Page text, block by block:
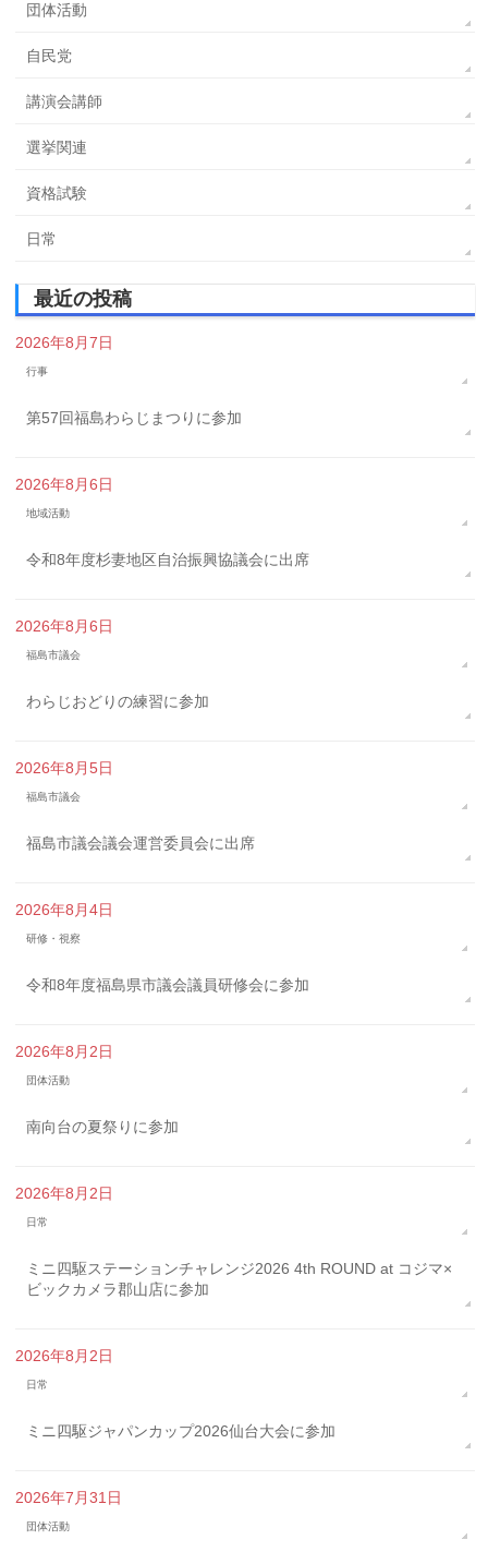
団体活動
自民党
講演会講師
選挙関連
資格試験
日常
最近の投稿
2026年8月7日
行事
第57回福島わらじまつりに参加
2026年8月6日
地域活動
令和8年度杉妻地区自治振興協議会に出席
2026年8月6日
福島市議会
わらじおどりの練習に参加
2026年8月5日
福島市議会
福島市議会議会運営委員会に出席
2026年8月4日
研修・視察
令和8年度福島県市議会議員研修会に参加
2026年8月2日
団体活動
南向台の夏祭りに参加
2026年8月2日
日常
ミニ四駆ステーションチャレンジ2026 4th ROUND at コジマ×
ビックカメラ郡山店に参加
2026年8月2日
日常
ミニ四駆ジャパンカップ2026仙台大会に参加
2026年7月31日
団体活動